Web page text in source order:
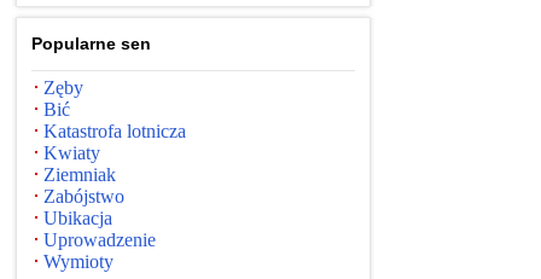
Popularne sen
Zęby
Bić
Katastrofa lotnicza
Kwiaty
Ziemniak
Zabójstwo
Ubikacja
Uprowadzenie
Wymioty